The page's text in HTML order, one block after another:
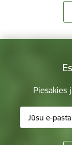
Piesakies